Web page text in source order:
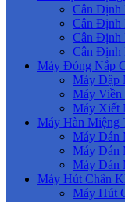
Cân Định
Cân Định
Cân Định
Cân Định
Máy Đóng Nắp
Máy Dập
Máy
Máy Xiết
Máy Hàn Miệng
Máy Dán
Máy Dán
Máy Dán
Máy Hút Chân
Máy Hút